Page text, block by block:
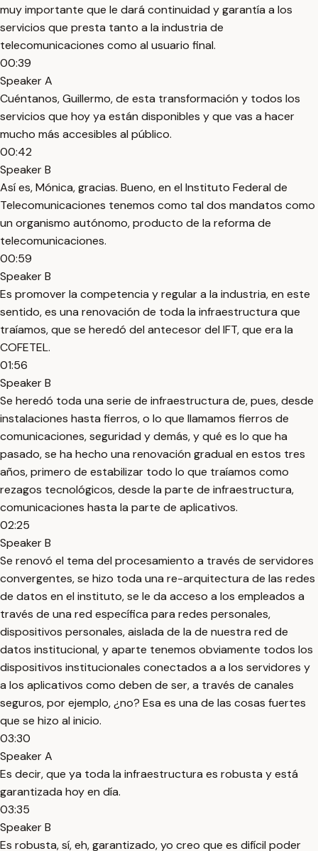
muy importante que le dará continuidad y garantía a los
servicios que presta tanto a la industria de
telecomunicaciones como al usuario final.
00:39
Speaker A
Cuéntanos, Guillermo, de esta transformación y todos los
servicios que hoy ya están disponibles y que vas a hacer
mucho más accesibles al público.
00:42
Speaker B
Así es, Mónica, gracias. Bueno, en el Instituto Federal de
Telecomunicaciones tenemos como tal dos mandatos como
un organismo autónomo, producto de la reforma de
telecomunicaciones.
00:59
Speaker B
Es promover la competencia y regular a la industria, en este
sentido, es una renovación de toda la infraestructura que
traíamos, que se heredó del antecesor del IFT, que era la
COFETEL.
01:56
Speaker B
Se heredó toda una serie de infraestructura de, pues, desde
instalaciones hasta fierros, o lo que llamamos fierros de
comunicaciones, seguridad y demás, y qué es lo que ha
pasado, se ha hecho una renovación gradual en estos tres
años, primero de estabilizar todo lo que traíamos como
rezagos tecnológicos, desde la parte de infraestructura,
comunicaciones hasta la parte de aplicativos.
02:25
Speaker B
Se renovó el tema del procesamiento a través de servidores
convergentes, se hizo toda una re-arquitectura de las redes
de datos en el instituto, se le da acceso a los empleados a
través de una red específica para redes personales,
dispositivos personales, aislada de la de nuestra red de
datos institucional, y aparte tenemos obviamente todos los
dispositivos institucionales conectados a a los servidores y
a los aplicativos como deben de ser, a través de canales
seguros, por ejemplo, ¿no? Esa es una de las cosas fuertes
que se hizo al inicio.
03:30
Speaker A
Es decir, que ya toda la infraestructura es robusta y está
garantizada hoy en día.
03:35
Speaker B
Es robusta, sí, eh, garantizado, yo creo que es difícil poder